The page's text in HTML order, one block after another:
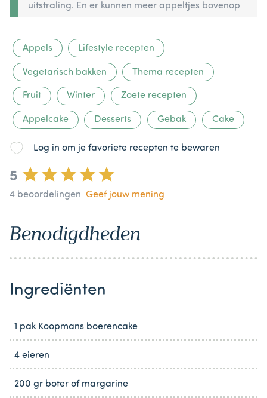
uitstraling. En er kunnen meer appeltjes bovenop
Appels Lifestyle recepten
Vegetarisch bakken Thema recepten
Fruit Winter Zoete recepten
Appelcake Desserts Gebak Cake
Log in om je favoriete recepten te bewaren
5
4 beoordelingen Geef jouw mening
Benodigdheden
Ingrediënten
1 pak Koopmans boerencake
4 eieren
200 gr boter of margarine